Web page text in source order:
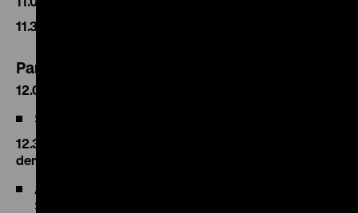
11.30 Kaffeepause
Panel 4: Gegenwart und Zukunft des Sparens
12.00 Why America spends while Europe saves: A history
Sheldon Garon (Princeton University)
12.30 Sparen und Altersvorsorge in Zeiten des
demographischen Wandels
Axel Börsch-Supan (Max-Planck-Instituts für
Sozialrecht und Sozialpolitik, München)